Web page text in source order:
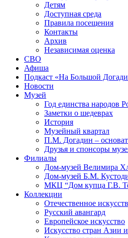
Детям
Доступная среда
Правила посещения
Контакты
Архив
Независимая оценка
СВО
Афиша
Подкаст «На Большой
Новости
Музей
Год единства народов
Заметки о шедеврах
История
Музейный квартал
П.М. Догадин –
Друзья и спонсоры
Филиалы
Дом-музей Велимира
Дом-музей Б.М.
МКЦ “Дом купца Г.В.
Коллекции
Отечественное
Русский авангард
Европейское искусство
Искусство стран Азии